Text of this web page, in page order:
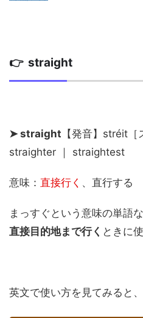
👉 straight
➤ straight 【発音】stréit
straighter ｜ straightest
意味： 直接行く 、直行する
まっすぐという意味の単語な
直接目的地まで行く ときに
英文で使い方を見てみると、